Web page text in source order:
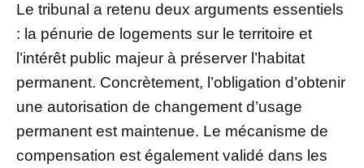
Le tribunal a retenu deux arguments essentiels
: la pénurie de logements sur le territoire et
l’intérêt public majeur à préserver l’habitat
permanent. Concrètement, l’obligation d’obtenir
une autorisation de changement d’usage
permanent est maintenue. Le mécanisme de
compensation est également validé dans les